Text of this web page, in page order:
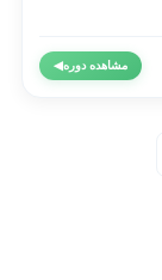
مشاهده دوره◀